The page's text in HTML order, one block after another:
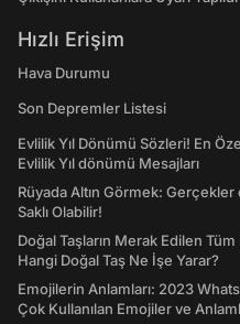
Hızlı Erişim
Hava Durumu
Son Depremler Listesi
Evlilik Yıl Dönümü Sözleri! En
Evlilik Yıl dönümü Mesajları
Rüyada Altın Görmek:
Saklı Olabilir!
Doğal Taşların Merak Edilen
Hangi Doğal Taş Ne İşe Yarar?
Emojilerin Anlamları: 2023
Çok Kullanılan Emojiler ve